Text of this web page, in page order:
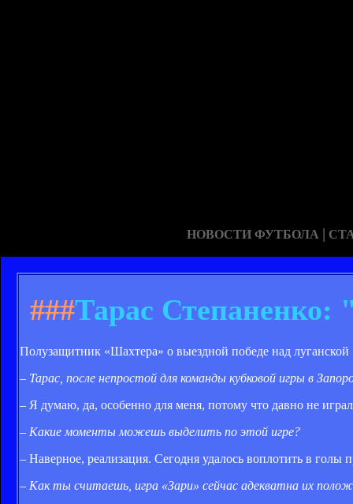
НОВОСТИ ФУТБОЛА |
###Тарас
Полузащитник «Шахтера» о выездной победе над луганской
– Тарас, после непростой для команды кубковой игры в
– Я думаю, да, особенно для меня, потому что давно не
– Какие моменты можешь выделить по этой игре?
– Наверное, реализация. Сегодня удалось воплотить в
– Как ты считаешь, игра «Зари» сейчас адекватна их